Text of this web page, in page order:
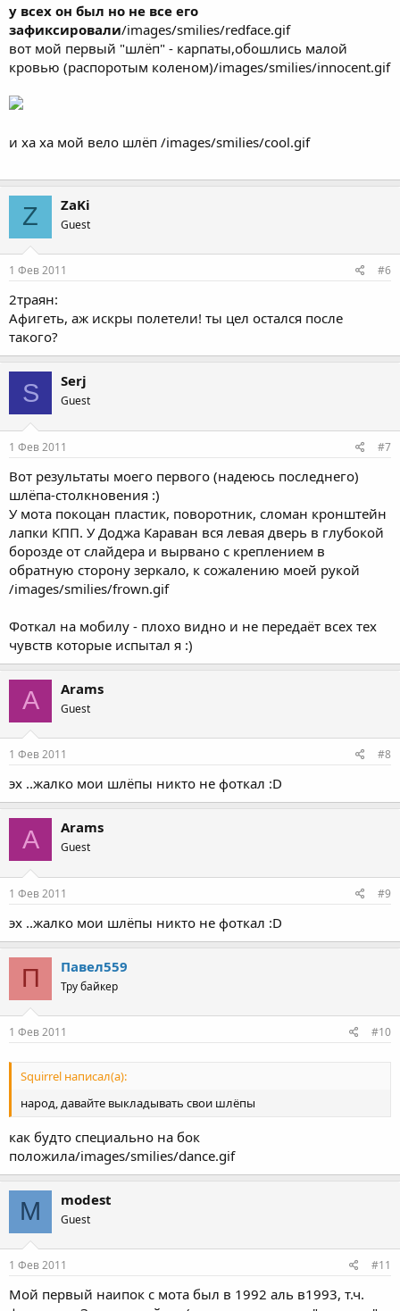
у всех он был но не все его
зафиксировали/images/smilies/redface.gif
вот мой первый "шлёп" - карпаты,обошлись малой
кровью (распоротым коленом)/images/smilies/innocent.gif
и ха ха мой вело шлёп /images/smilies/cool.gif
Z ZaKi
Guest
1 Фев 2011 #6
2траян:
Афигеть, аж искры полетели! ты цел остался после
такого?
S Serj
Guest
1 Фев 2011 #7
Вот результаты моего первого (надеюсь последнего)
шлёпа-столкновения :)
У мота покоцан пластик, поворотник, сломан кронштейн
лапки КПП. У Доджа Караван вся левая дверь в глубокой
борозде от слайдера и вырвано с креплением в
обратную сторону зеркало, к сожалению моей рукой
/images/smilies/frown.gif
Фоткал на мобилу - плохо видно и не передаёт всех тех
чувств которые испытал я :)
A Arams
Guest
1 Фев 2011 #8
эх ..жалко мои шлёпы никто не фоткал :D
A Arams
Guest
1 Фев 2011 #9
эх ..жалко мои шлёпы никто не фоткал :D
П Павел559
Тру байкер
1 Фев 2011 #10
Squirrel написал(а):
народ, давайте выкладывать свои шлёпы
как будто специально на бок
положила/images/smilies/dance.gif
M modest
Guest
1 Фев 2011 #11
Мой первый наипок с мота был в 1992 аль в1993, т.ч.